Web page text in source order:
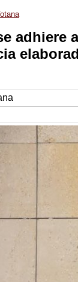
adhiere